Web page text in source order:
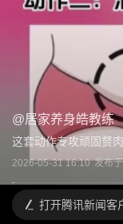
@居家养身皓教练
这套动作专攻顽固赘
2026-05-31 16:10 发布于
打开腾讯新闻客